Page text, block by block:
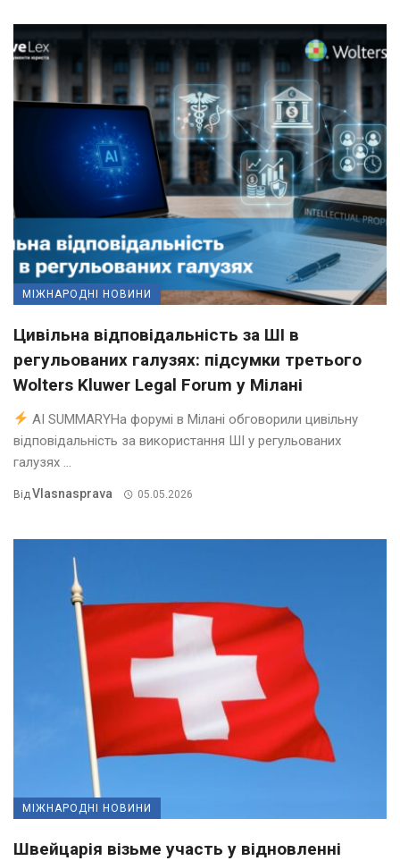
МІЖНАРОДНІ НОВИНИ
Цивільна відповідальність за ШІ в
регульованих галузях: підсумки третього
Wolters Kluwer Legal Forum у Мілані
AI SUMMARYНа форумі в Мілані обговорили цивільну
відповідальність за використання ШІ у регульованих
галузях ...
ВідVlasnasprava 05.05.2026
МІЖНАРОДНІ НОВИНИ
Швейцарія візьме участь у відновленні